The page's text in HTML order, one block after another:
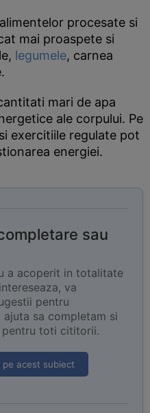
procesate si
mai proaspete si
legumele, carnea
mari de apa
ale corpului. Pe
exercitiile regulate pot
energiei.
sau
a acoperit in totalitate
va
pentru
sa completam si
pentru toti cititorii.
acest subiect